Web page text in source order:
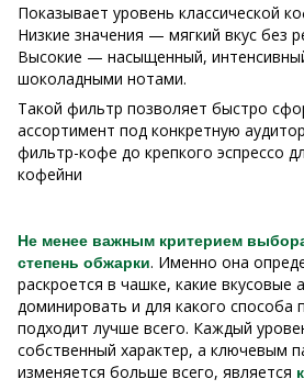
Показывает уровень классической
Низкие значения — мягкий вкус без
Высокие — насыщенный,
шоколадными нотами.
Такой фильтр позволяет быстро
ассортимент под конкретную
фильтр-кофе до крепкого эспрессо
кофейни
Не менее важным критерием
степень обжарки. Именно она
раскроется в чашке, какие вкусовые
доминировать и для какого способа
подходит лучше всего. Каждый
собственный характер, а ключевым
изменяется больше всего, является